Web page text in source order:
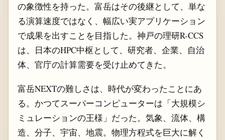
の象徴性を持った。富岳はその後継として、単な
る演算速度ではなく、幅広い実アプリケーション
で成果を出すことを目指した。神戸の理研R-CCS
は、日本のHPC中枢として、研究者、企業、自治
体、官庁の計算需要を受け止めてきた。
富岳NEXTの難しさは、時代が変わったことにあ
る。かつてスーパーコンピューターは「大規模シ
ミュレーションの王様」だった。気象、流体、構
造、分子、宇宙、地震。物理方程式を巨大に解く